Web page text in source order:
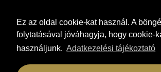
Ez az oldal cookie-kat használ. A
folytatásával jóváhagyja, hogy cookie-
használjunk. Adatkezelési tájékoztató
2026. június 18. 19:00
Csokonai Teátrum